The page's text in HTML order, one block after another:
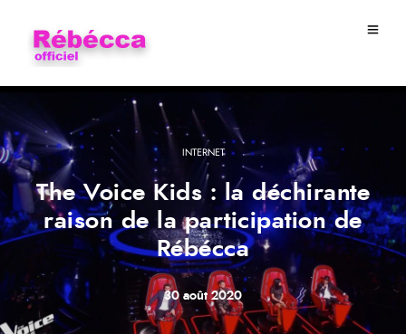
INTERNET
The Voice Kids : la déchirante
raison de la participation de
Rébécca
30 août 2020